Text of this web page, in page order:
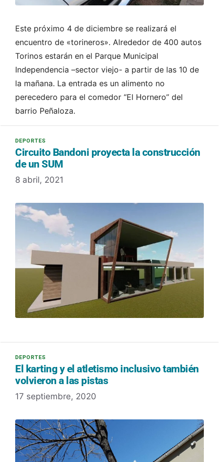
Este próximo 4 de diciembre se realizará el
encuentro de «torineros». Alrededor de 400 autos
Torinos estarán en el Parque Municipal
Independencia –sector viejo- a partir de las 10 de
la mañana. La entrada es un alimento no
perecedero para el comedor “El Hornero” del
barrio Peñaloza.
Circuito Bandoni proyecta la construcción
de un SUM
8 abril, 2021
El karting y el atletismo inclusivo también
volvieron a las pistas
17 septiembre, 2020